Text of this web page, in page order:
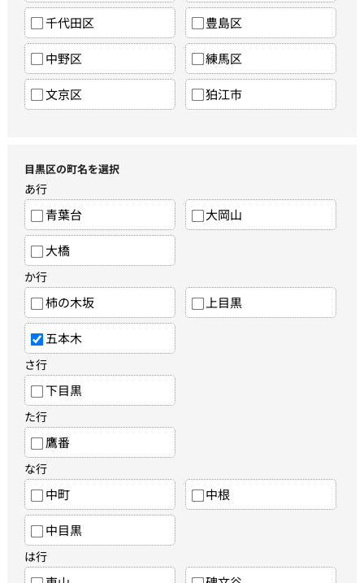
千代田区 豊島区
中野区 練馬区
文京区 狛江市
目黒区の町名を選択
あ行
青葉台 大岡山
大橋
か行
柿の木坂 上目黒
五本木
さ行
下目黒
た行
鷹番
な行
中町 中根
中目黒
は行